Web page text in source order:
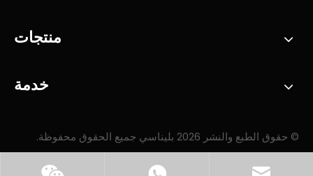
منتجات
خدمة
© حقوق الطبع والنشر 2026 بليناسي جميع الحقوق محفوظة.